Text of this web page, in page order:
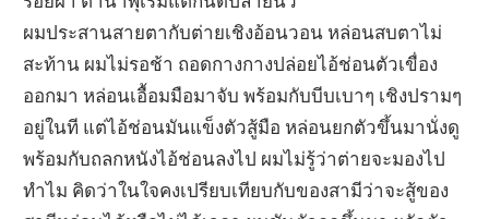
ผมประสานสายตากับต่ายเชิงอ้อนวอน หล่อนสบตาไม่
สะท้าน ผมไม่รอช้า ถอดกางกางปล่อยไอ้ช่อนตัวเขื่อง
ออกมา หล่อนเอื้อมมือมาจับ พร้อมกับบีบเบาๆ เชิงปรามๆ
อยู่ในที แต่ไอ้ช่อนมันแข็งตัวสู้มือ หล่อนยกตัวขึ้นมานั่งดู
พร้อมกับถลกหนังไอ้ช่อนลงไป ผมไม่รู้ว่าต่ายจะมองไป
ทำไม คิดว่าในใจคงเปรียบเทียบกับของสามีว่าจะสู้ของ